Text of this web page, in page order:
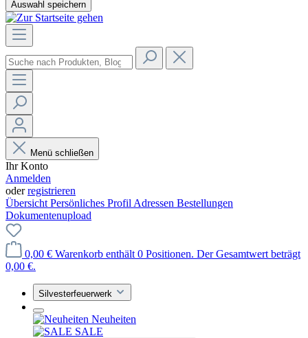
Auswahl speichern
Menü schließen
Ihr Konto
Anmelden
oderregistrieren
Übersicht Persönliches Profil Adressen Bestellungen
Dokumentenupload
0,00 € Warenkorb enthält 0 Positionen. Der Gesamtwert beträgt
0,00 €.
Silvesterfeuerwerk
Neuheiten
SALE